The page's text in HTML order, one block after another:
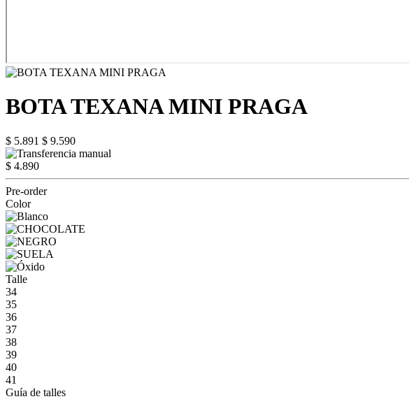
BOTA TEXANA MINI PRAGA
$ 5.891 $ 9.590
$ 4.890
Pre-order
Color
Talle
34
35
36
37
38
39
40
41
Guía de talles